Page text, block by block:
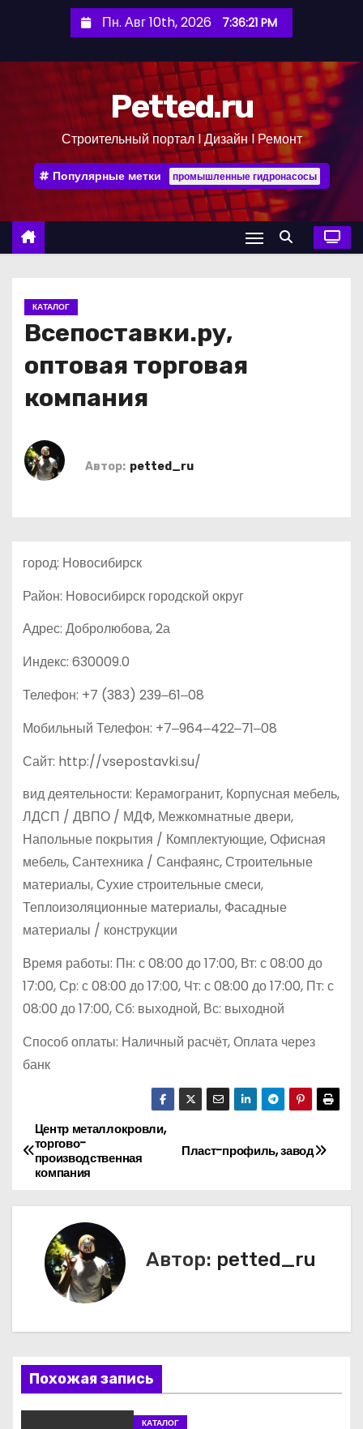
е
Пн. Авг 10th, 2026 7:36:22 PM
Petted.ru
Строительный портал l Дизайн l Ремонт
Популярные метки промышленные гидронасосы
КАТАЛОГ
Всепоставки.ру,
оптовая торговая
компания
Автор: petted_ru
город: Новосибирск
Район: Новосибирск городской округ
Адрес: Добролюбова, 2а
Индекс: 630009.0
Телефон: +7 (383) 239‒61‒08
Мобильный Телефон: +7‒964‒422‒71‒08
Сайт: http://vsepostavki.su/
вид деятельности: Керамогранит, Корпусная мебель,
ЛДСП / ДВПО / МДФ, Межкомнатные двери,
Напольные покрытия / Комплектующие, Офисная
мебель, Сантехника / Санфаянс, Строительные
материалы, Сухие строительные смеси,
Теплоизоляционные материалы, Фасадные
материалы / конструкции
Время работы: Пн: с 08:00 до 17:00, Вт: с 08:00 до
17:00, Ср: с 08:00 до 17:00, Чт: с 08:00 до 17:00, Пт: с
08:00 до 17:00, Сб: выходной, Вс: выходной
Способ оплаты: Наличный расчёт, Оплата через
банк
Н
а
в
ц
и
я
Пласт-профиль, завод
Центр металлокровли,
торгово-
производственная
компания
Автор: petted_ru
Похожая запись
КАТАЛОГ